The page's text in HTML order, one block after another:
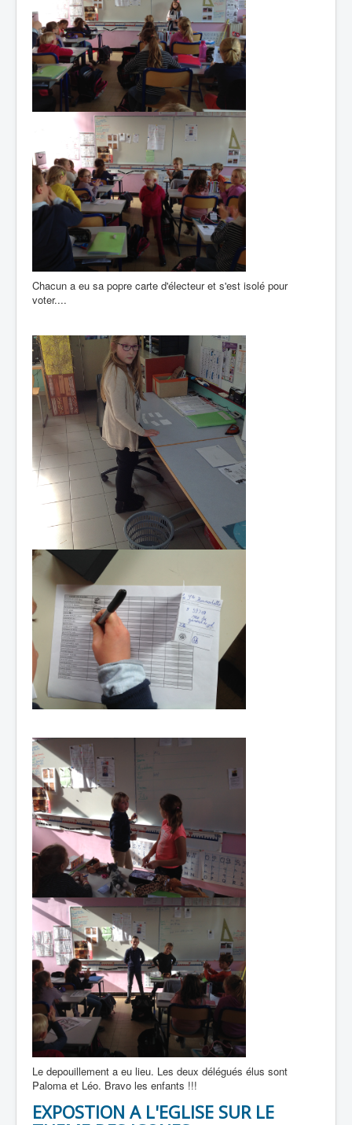
Chacun a eu sa popre carte d'électeur et s'est isolé pour
voter....
Le depouillement a eu lieu. Les deux délégués élus sont
Paloma et Léo. Bravo les enfants !!!
EXPOSTION A L'EGLISE SUR LE